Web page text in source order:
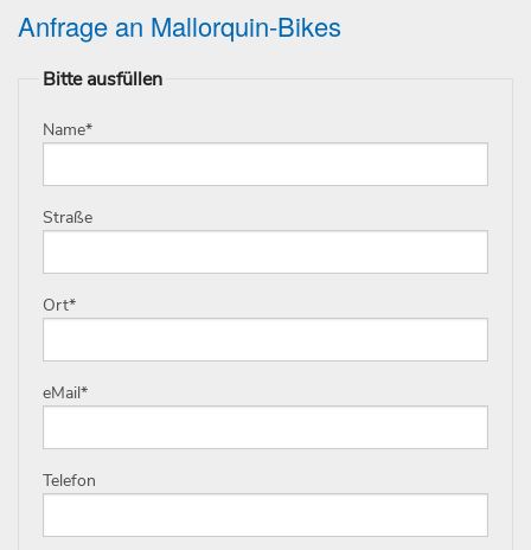
Anfrage an Mallorquin-Bikes
Bitte ausfüllen
Name*
Straße
Ort*
eMail*
Telefon